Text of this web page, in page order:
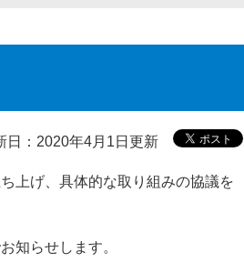
日：2020年4月1日更新
上げ、具体的な取り組みの協議を
知らせします。